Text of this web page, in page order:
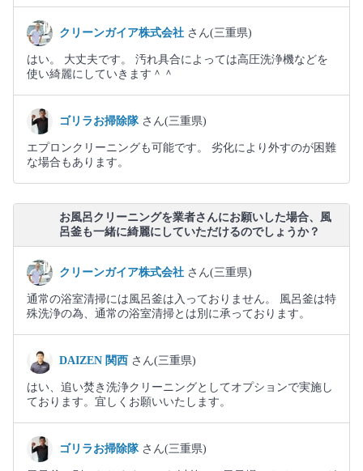
クリーンガイア株式会社 さん(三重県)
はい。 大丈夫です。 汚れ具合によっては高圧洗浄機などを
使い綺麗にしていきます＾＾
ゴリラお掃除隊 さん(三重県)
エプロンクリーニングも可能です。 劣化により外すのが困難
な場合もあります。
お風呂クリーニングを業者さんにお願いした場合、風
呂釜も一緒に綺麗にしていただけるのでしょうか？
クリーンガイア株式会社 さん(三重県)
通常の浴室清掃には風呂釜は入っておりません。 風呂釜は特
殊洗浄の為、通常の浴室清掃とは別に承っております。
DAIZEN 関西 さん(三重県)
はい、追い焚き洗浄クリーニングとしてオプションで実施し
ております。宜しくお願いいたします。
ゴリラお掃除隊 さん(三重県)